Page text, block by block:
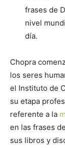
frases de
nivel
día.
Chopra
los seres
el Instituto de
su etapa
referente a la
en las frases
sus libros y